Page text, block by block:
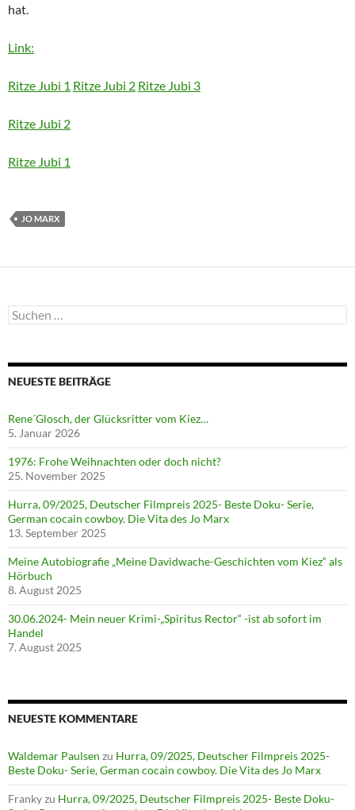
hat.
Link:
Ritze Jubi 1 Ritze Jubi 2 Ritze Jubi 3
Ritze Jubi 2
Ritze Jubi 1
JO MARX
Suchen
nach:
NEUESTE BEITRÄGE
Rene´Glosch, der Glücksritter vom Kiez…
5. Januar 2026
1976: Frohe Weihnachten oder doch nicht?
25. November 2025
Hurra, 09/2025, Deutscher Filmpreis 2025- Beste Doku- Serie,
German cocain cowboy. Die Vita des Jo Marx
13. September 2025
Meine Autobiografie „Meine Davidwache-Geschichten vom Kiez“ als
Hörbuch
8. August 2025
30.06.2024- Mein neuer Krimi-„Spiritus Rector“ -ist ab sofort im
Handel
7. August 2025
NEUESTE KOMMENTARE
Waldemar Paulsen zu Hurra, 09/2025, Deutscher Filmpreis 2025-
Beste Doku- Serie, German cocain cowboy. Die Vita des Jo Marx
Frankyzu Hurra, 09/2025, Deutscher Filmpreis 2025- Beste Doku-